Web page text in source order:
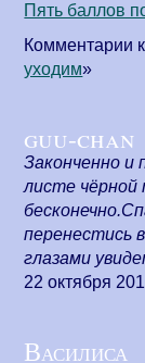
Пять баллов
Комментарии
уходим»
guu-chan
Законченно и
листе
перенестись
глазами
22 октября
Василиса